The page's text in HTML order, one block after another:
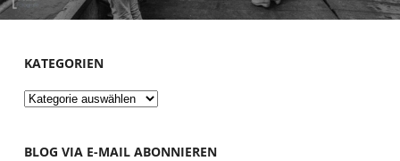
KATEGORIEN
Kategorien
BLOG VIA E-MAIL ABONNIEREN